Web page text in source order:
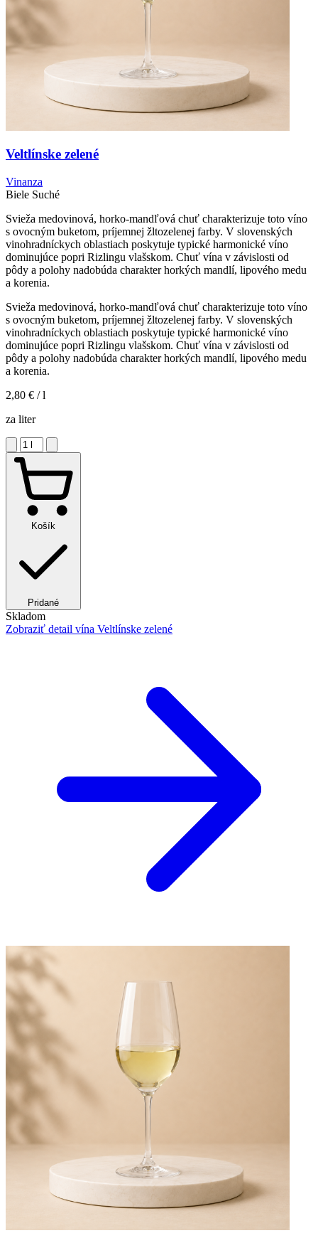
Veltlínske zelené
Vinanza
Biele Suché
Svieža medovinová, horko-mandľová chuť charakterizuje toto víno
s ovocným buketom, príjemnej žltozelenej farby. V slovenských
vinohradníckych oblastiach poskytuje typické harmonické víno
dominujúce popri Rizlingu vlašskom. Chuť vína v závislosti od
pôdy a polohy nadobúda charakter horkých mandlí, lipového medu
a korenia.
Svieža medovinová, horko-mandľová chuť charakterizuje toto víno
s ovocným buketom, príjemnej žltozelenej farby. V slovenských
vinohradníckych oblastiach poskytuje typické harmonické víno
dominujúce popri Rizlingu vlašskom. Chuť vína v závislosti od
pôdy a polohy nadobúda charakter horkých mandlí, lipového medu
a korenia.
2,80 € / l
za liter
Košík
Pridané
Skladom
Zobraziť detail vína Veltlínske zelené